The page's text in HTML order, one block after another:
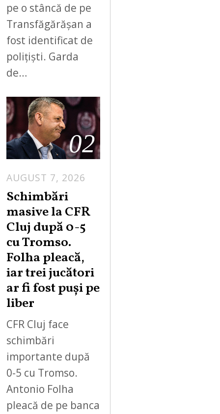
pe o stâncă de pe
Transfăgărășan a
fost identificat de
polițiști. Garda
de…
02
AUGUST 7, 2026
Schimbări
masive la CFR
Cluj după 0-5
cu Tromso.
Folha pleacă,
iar trei jucători
ar fi fost puși pe
liber
CFR Cluj face
schimbări
importante după
0-5 cu Tromso.
Antonio Folha
pleacă de pe banca